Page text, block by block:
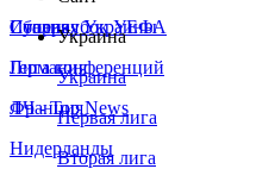
Сборная Украины
Италия
Германия
Франция
Нидерланды
Суперкубок УЕФА
Лига конференций
ЛЧ - Top News
Украина
Украина
Первая лига
Вторая лига